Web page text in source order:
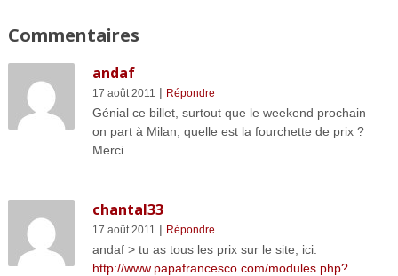
Commentaires
andaf
17 août 2011 | Répondre
Génial ce billet, surtout que le weekend prochain
on part à Milan, quelle est la fourchette de prix ?
Merci.
chantal33
17 août 2011 | Répondre
andaf > tu as tous les prix sur le site, ici:
http://www.papafrancesco.com/modules.php?